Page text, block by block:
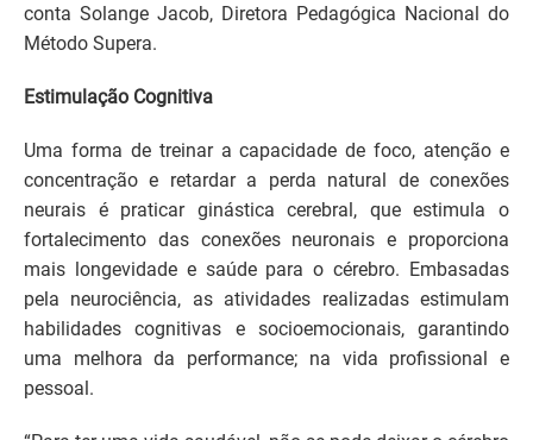
conta Solange Jacob, Diretora Pedagógica Nacional do
Método Supera.
Estimulação Cognitiva
Uma forma de treinar a capacidade de foco, atenção e
concentração e retardar a perda natural de conexões
neurais é praticar ginástica cerebral, que estimula o
fortalecimento das conexões neuronais e proporciona
mais longevidade e saúde para o cérebro. Embasadas
pela neurociência, as atividades realizadas estimulam
habilidades cognitivas e socioemocionais, garantindo
uma melhora da performance; na vida profissional e
pessoal.